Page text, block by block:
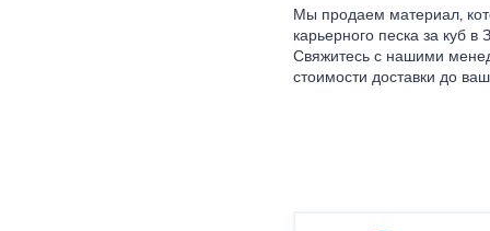
Мы продаем материал,
карьерного песка за куб
Свяжитесь с нашими
стоимости доставки до